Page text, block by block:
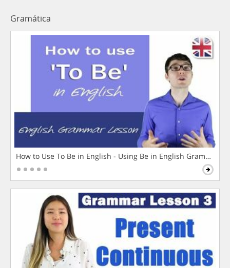
Gramática
How to Use To Be in English - Using Be in English Grammar